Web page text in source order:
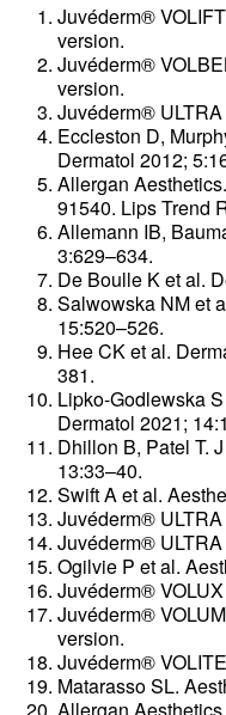
Juvéderm®
version.
Juvéderm®
version.
Juvéderm®
Eccleston D,
Dermatol 2012;
Allergan
91540. Lips Trend
Allemann IB,
3:629–634.
De Boulle K et al.
Salwowska NM et
15:520–526.
Hee CK et al.
381.
Lipko-Godlewska
Dermatol 2021;
Dhillon B, Patel T.
13:33–40.
Swift A et al.
Juvéderm®
Juvéderm®
Ogilvie P et al.
Juvéderm®
Juvéderm®
version.
Juvéderm®
Matarasso SL.
Allergan